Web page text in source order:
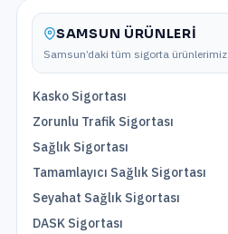
SAMSUN ÜRÜNLERI
Samsun’daki tüm sigorta ürünlerimiz
Kasko Sigortası
Zorunlu Trafik Sigortası
Sağlık Sigortası
Tamamlayıcı Sağlık Sigortası
Seyahat Sağlık Sigortası
DASK Sigortası